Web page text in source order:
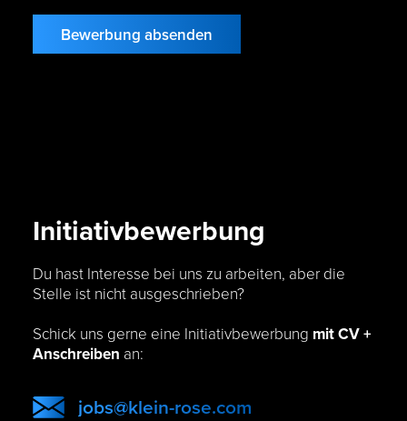
Initiativbewerbung
Du hast Interesse bei uns zu arbeiten, aber die
Stelle ist nicht ausgeschrieben?
Schick uns gerne eine Initiativbewerbung mit CV +
Anschreiben an:
jobs@klein-rose.com